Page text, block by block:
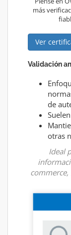
más
Ver
Validación
de
otras
Ideal
commerce,